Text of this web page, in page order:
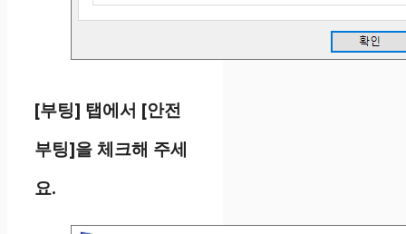
[부팅] 탭에서 [안전
부팅]을 체크해 주세
요.